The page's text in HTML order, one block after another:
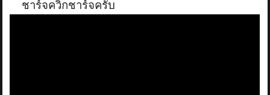
ชาร์จควิกชาร์จครับ